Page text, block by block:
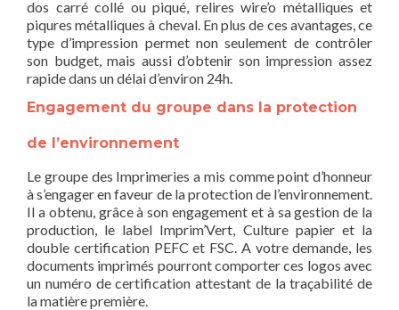
dos carré collé ou piqué, relires wire’o métalliques et
piqures métalliques à cheval. En plus de ces avantages, ce
type d’impression permet non seulement de contrôler
son budget, mais aussi d’obtenir son impression assez
rapide dans un délai d’environ 24h.
Engagement du groupe dans la protection
de l’environnement
Le groupe des Imprimeries a mis comme point d’honneur
à s’engager en faveur de la protection de l’environnement.
Il a obtenu, grâce à son engagement et à sa gestion de la
production, le label Imprim’Vert, Culture papier et la
double certification PEFC et FSC. A votre demande, les
documents imprimés pourront comporter ces logos avec
un numéro de certification attestant de la traçabilité de
la matière première.